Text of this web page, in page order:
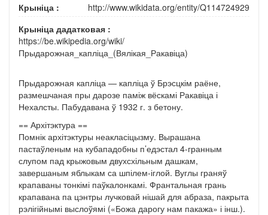
Крыніца :
http://www.wikidata.org/entity/Q114724929
Крыніца дадатковая :
https://be.wikipedia.org/wiki/
Прыдарожная_капліца_(Вялікая_Ракавіца)
Прыдарожная капліца — капліца ў Брэсцкім раёне,
размешчаная пры дарозе паміж вёскамі Ракавіца і
Нехалсты. Пабудавана ў 1932 г. з бетону.
== Архітэктура ==
Помнік архітэктуры неакласіцызму. Вырашана
пастаўленым на кубападобны п’едэстал 4-гранным
слупом пад крыжовым двухсхільным дашкам,
завершаным яблыкам са шпілем-іглой. Вуглы граняў
крапаваны тонкімі паўкалонкамі. Франтальная грань
крапавана па цэнтры лучковай нішай для абраза, пакрыта
рэлігійнымі выслоўямі («Божа дарогу нам пакажа» і інш.).